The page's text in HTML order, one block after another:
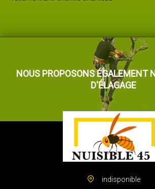
NOUS PROPOSONS ÉGALEMENT
D'ÉLAGAGE
indisponible